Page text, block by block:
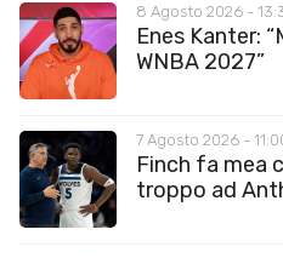
8 Agosto 2026 -
Enes Kanter:
WNBA 2027”
7 Agosto 2026 -
Finch fa mea
troppo ad